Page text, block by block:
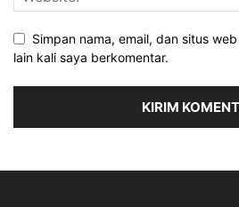
Simpan nama, email, dan situs
lain kali saya berkomentar.